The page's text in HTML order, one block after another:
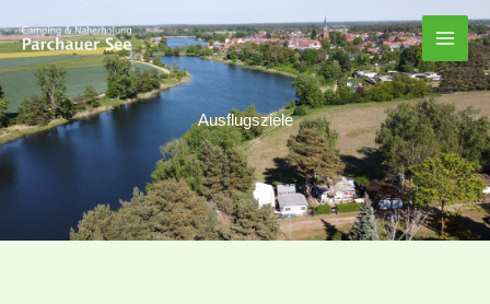
Inhalt
springen
Ausflugsziele